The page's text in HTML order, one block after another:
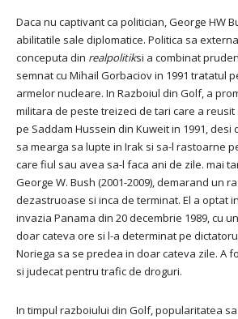
Daca nu captivant ca politician, George HW
abilitatile sale diplomatice. Politica sa
conceputa din realpolitiksi a combinat
semnat cu Mihail Gorbaciov in 1991 tratatul
armelor nucleare. In Razboiul din Golf, a
militara de peste treizeci de tari care a
pe Saddam Hussein din Kuweit in 1991,
sa mearga sa lupte in Irak si sa-l rastoarne
care fiul sau avea sa-l faca ani de zile. mai
George W. Bush (2001-2009), demarand un
dezastruoase si inca de terminat. El a optat
invazia Panama din 20 decembrie 1989, cu
doar cateva ore si l-a determinat pe
Noriega sa se predea in doar cateva zile. A
si judecat pentru trafic de droguri.
In timpul razboiului din Golf, popularitatea